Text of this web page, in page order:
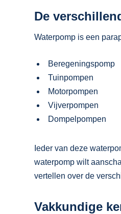
De
Waterpomp is een
Beregeningspomp
Tuinpompen
Motorpompen
Vijverpompen
Dompelpompen
Ieder van deze
waterpomp wilt
vertellen over de
Vakkundige